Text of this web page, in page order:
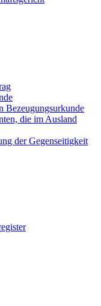
Bezeugungsurkunde
die im Ausland
der Gegenseitigkeit